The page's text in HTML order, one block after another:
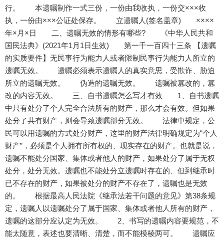
行。 本遗嘱制作一式三份，一份由我收执，一份交×××收
执，一份由×××公证处保存。 立遗嘱人(签名盖章) ××××
年×月×日 二、遗嘱无效的情形有哪些? 《中华人民共和
国民法典》(2021年1月1日生效) 第一千一百四十三条 【遗嘱
的实质要件】无民事行为能力人或者限制民事行为能力人所立的
遗嘱无效。 遗嘱必须表示遗嘱人的真实意思，受欺诈、胁迫
所立的遗嘱无效。 伪造的遗嘱无效。 遗嘱被篡改的，篡
改的内容无效。 三、自书遗嘱怎么写才有效 1、自书遗嘱
中只有处分了个人完全合法所有的财产，那么才会有效。但如果
处分了共有财产，则会导致遗嘱部分无效。 法律中规定，公
民可以用遗嘱的方式处分财产，这里的财产法律明确规定为“个人
财产”，必须是个人拥有所有权的、现实存在的财产。也就是说，
遗嘱不能处分国家、集体或者他人的财产，如果处分了属于无权
处分，处分无效。遗嘱也不能处分立遗嘱时存在的、但到继承时
已不存在的财产，如果被处分的财产不存在了，遗嘱也是无效
的。 根据最高人民法院《继承法若干问题的意见》第38条规
定，遗嘱人以遗嘱处分了属于国家、集体或者他人所有的财产，
遗嘱的这部分应认定为无效。 2、书写的遗嘱内容要规范，不
能太随意，表述也要清晰、清楚，而不能模棱两可。 遗嘱应